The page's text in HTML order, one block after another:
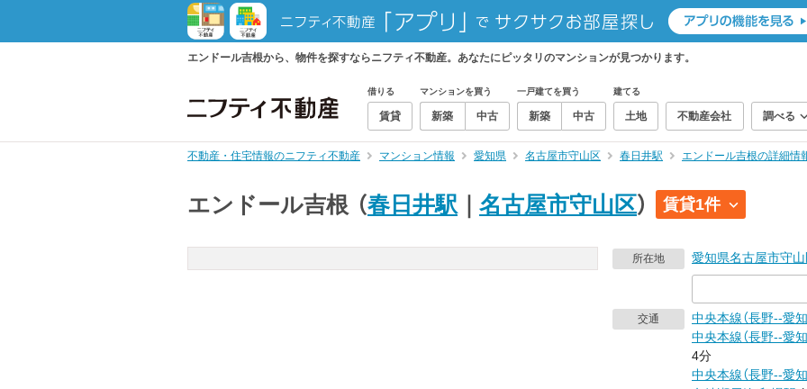
エンドール吉根から、物件を探すならニフティ不動産。あなたにピッタリのマンションが見つかります。
借りる
賃貸
マンションを買う
新築 中古
一戸建てを買う
新築 中古
建てる
土地 不動産会社 調べる
不動産・住宅情報のニフティ不動産 マンション情報 愛知県 名古屋市守山区 春日井駅 エンドール吉根の詳細情
エンドール吉根 （春日井駅 名古屋市守山区） 賃貸1件
所在地 愛知県名古屋市守
交通
中央本線（長野--愛知
中央本線（長野--愛知
4分
中央本線（長野--愛知